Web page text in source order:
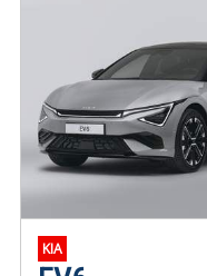
KIA